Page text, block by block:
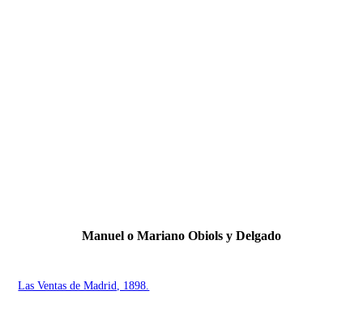
Manuel o Mariano Obiols y Delgado
Las Ventas de Madrid, 1898.